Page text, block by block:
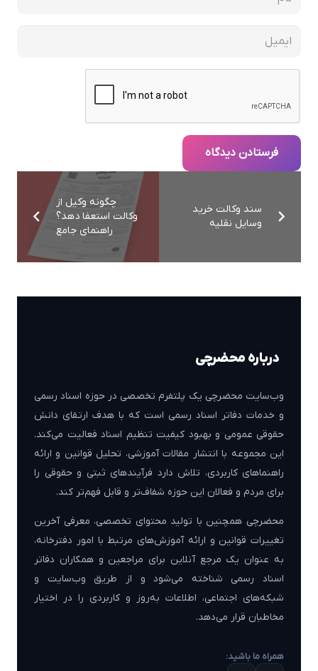
فرستادن دیدگاه
چگونه وکیل از
وکالت استعفا دهد؟
راهنمای جامع
سند وکالت خرید
وسایل نقلیه
درباره محضرچی
وب‌سایت محضرچی یک پلتفرم تخصصی در حوزه اسناد رسمی
و خدمات دفاتر اسناد رسمی است که با هدف ارتقای دانش
حقوقی عمومی و بهبود کیفیت تنظیم اسناد فعالیت می‌کند.
این مجموعه با انتشار مقالات آموزشی، تحلیل قوانین و ارائه
راهنماهای کاربردی، تلاش دارد فرآیندهای ثبتی و حقوقی را
برای مردم و فعالان این حوزه شفاف‌تر و قابل فهم‌تر کند.
محضرچی همچنین با تولید محتوای تخصصی، معرفی آخرین
تغییرات قوانین و ارائه آموزش‌های مرتبط با امور دفترخانه،
به عنوان یک مرجع آنلاین برای مراجعین و همکاران دفاتر
اسناد رسمی شناخته می‌شود و از طریق وب‌سایت و
شبکه‌های اجتماعی، اطلاعات به‌روز و کاربردی را در اختیار
مخاطبان قرار می‌دهد.
همراه ما باشید: